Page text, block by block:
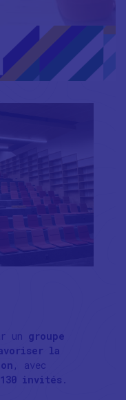
un groupe
la
, avec
invités .